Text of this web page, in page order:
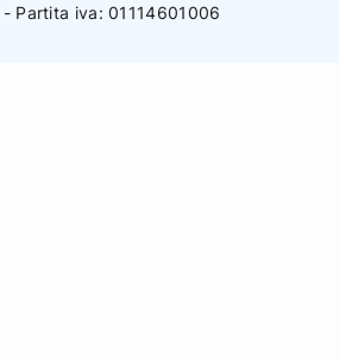
Partita iva: 01114601006